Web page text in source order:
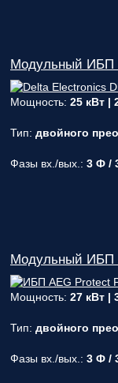
Модульный ИБП
Мощность: 25 кВт |
Тип: двойного
Фазы вх./вых.: 3 Ф /
Модульный ИБП
Мощность: 27 кВт |
Тип: двойного
Фазы вх./вых.: 3 Ф /